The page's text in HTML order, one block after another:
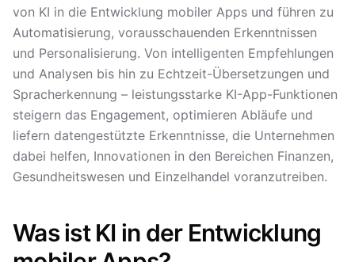
von KI in die Entwicklung mobiler Apps und führen zu
Automatisierung, vorausschauenden Erkenntnissen
und Personalisierung. Von intelligenten Empfehlungen
und Analysen bis hin zu Echtzeit-Übersetzungen und
Spracherkennung – leistungsstarke KI-App-Funktionen
steigern das Engagement, optimieren Abläufe und
liefern datengestützte Erkenntnisse, die Unternehmen
dabei helfen, Innovationen in den Bereichen Finanzen,
Gesundheitswesen und Einzelhandel voranzutreiben.
Was ist KI in der Entwicklung